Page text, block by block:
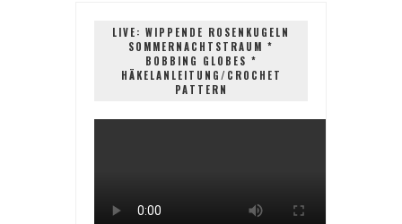
LIVE: WIPPENDE ROSENKUGELN
SOMMERNACHTSTRAUM *
BOBBING GLOBES *
HÄKELANLEITUNG/CROCHET
PATTERN